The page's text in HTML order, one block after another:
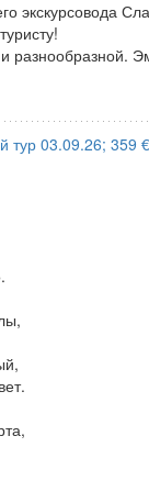
экскурсовода
и
тур 03.09.26; 359